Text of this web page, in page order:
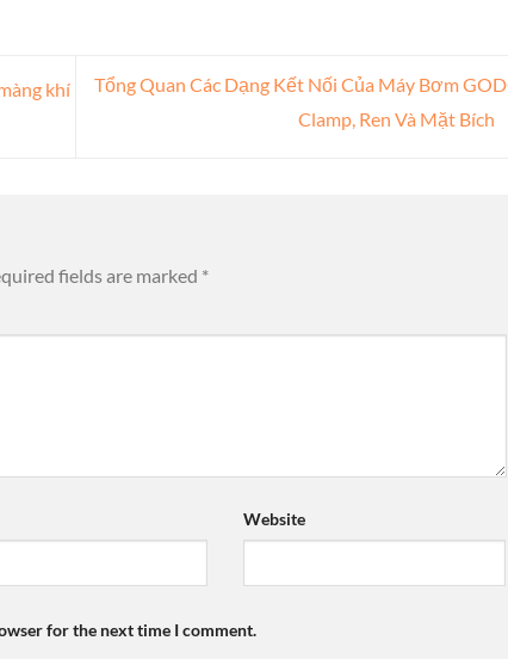
khí
Tổng Quan Các Dạng Kết Nối Của Máy Bơm
Clamp, Ren Và Mặt Bích
fields are marked *
Website
for the next time I comment.